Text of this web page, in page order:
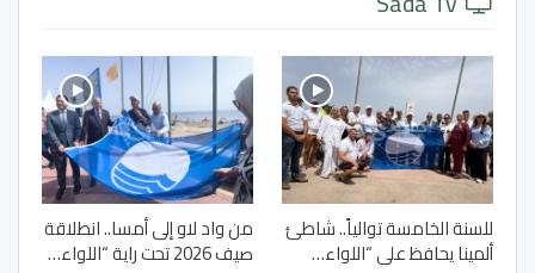
للسنة الخامسة توالياً.. شاطئ
ألمينا يحافظ على “اللواء…
من واد لاو إلى أمسا.. انطلاقة
صيف 2026 تحت راية “اللواء…